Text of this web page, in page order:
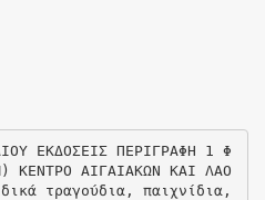
ΕΚΔΟΣΕΙΣ ΠΕΡΙΓΡΑΦΗ 1 Φ
ΚΕΝΤΡΟ ΑΙΓΑΙΑΚΩΝ ΚΑΙ ΛΑΟ
τραγούδια, παιχνίδια,